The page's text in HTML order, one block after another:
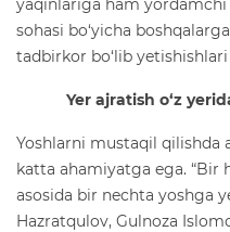
yaqinlariga ham yordamchi
sohasi bo‘yicha
tadbirkor bo‘lib yetishishlari
Yer ajratish o‘z
Yoshlarni mustaqil qilishda
katta ahamiyatga ega. “Bir
asosida bir nechta yoshga
Hazratqulov, Gulnoza